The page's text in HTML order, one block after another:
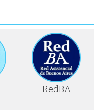
RedBA